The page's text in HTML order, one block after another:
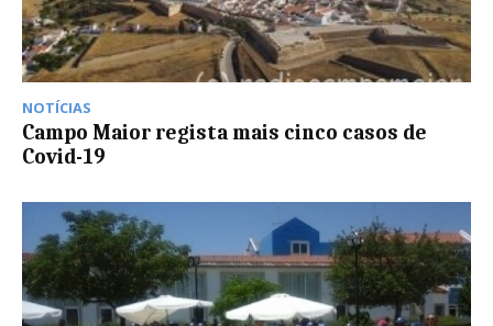
NOTÍCIAS
Campo Maior regista mais cinco casos de
Covid-19